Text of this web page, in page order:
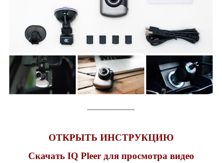
ОТКРЫТЬ ИНСТРУКЦИЮ
Скачать IQ Pleer для просмотра видео